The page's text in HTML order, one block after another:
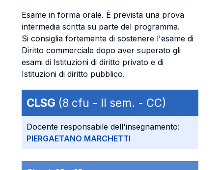
Esame in forma orale. È prevista una prova
intermedia scritta su parte del programma.
Si consiglia fortemente di sostenere l'esame di
Diritto commerciale dopo aver superato gli
esami di Istituzioni di diritto privato e di
Istituzioni di diritto pubblico.
CLSG (8 cfu - II sem. - CC)
Docente responsabile dell'insegnamento:
PIERGAETANO MARCHETTI